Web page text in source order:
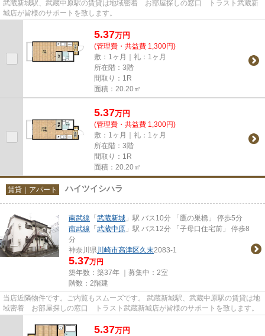
武蔵新城駅、武蔵中原駅の賃貸は地域密着 お部屋探しの窓口 トラスト武蔵新
城店が皆様のサポートを致します。
5.37万円
(管理費・共益費 1,300円)
敷：1ヶ月｜礼：1ヶ月
所在階：3階
間取り：1R
面積：20.20㎡
5.37万円
(管理費・共益費 1,300円)
敷：1ヶ月｜礼：1ヶ月
所在階：3階
間取り：1R
面積：20.20㎡
賃貸｜アパート ハイツイシハラ
南武線 「武蔵新城 」駅 バス10分 「鷹の巣橋」 停歩5分
南武線 「武蔵中原 」駅 バス12分 「子母口住宅前」 停歩8
分
神奈川県川崎市高津区久末2083-1
5.37万円
築年数：築37年 ｜募集中： 2室
階数：2階建
当店近隣物件です。ご内覧もスムーズです。 武蔵新城駅、武蔵中原駅の賃貸は地
域密着 お部屋探しの窓口 トラスト武蔵新城店が皆様のサポートを致します。
5.37万円